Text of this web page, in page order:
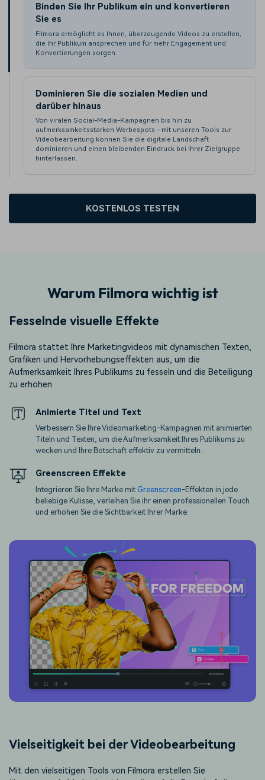
Binden Sie Ihr Publikum ein und konvertieren
Sie es
Filmora ermöglicht es Ihnen, überzeugende Videos zu erstellen,
die Ihr Publikum ansprechen und für mehr Engagement und
Konvertierungen sorgen.
Dominieren Sie die sozialen Medien und
darüber hinaus
Von viralen Social-Media-Kampagnen bis hin zu
aufmerksamkeitsstarken Werbespots - mit unseren Tools zur
Videobearbeitung können Sie die digitale Landschaft
dominieren und einen bleibenden Eindruck bei Ihrer Zielgruppe
hinterlassen.
KOSTENLOS TESTEN
Warum Filmora wichtig ist
Fesselnde visuelle Effekte
Filmora stattet Ihre Marketingvideos mit dynamischen Texten,
Grafiken und Hervorhebungseffekten aus, um die
Aufmerksamkeit Ihres Publikums zu fesseln und die Beteiligung
zu erhöhen.
Animierte Titel und Text
Verbessern Sie Ihre Videomarketing-Kampagnen mit animierten
Titeln und Texten, um die Aufmerksamkeit Ihres Publikums zu
wecken und Ihre Botschaft effektiv zu vermitteln.
Greenscreen Effekte
Integrieren Sie Ihre Marke mit Greenscreen-Effekten in jede
beliebige Kulisse, verleihen Sie ihr einen professionellen Touch
und erhöhen Sie die Sichtbarkeit Ihrer Marke.
Vielseitigkeit bei der Videobearbeitung
Mit den vielseitigen Tools von Filmora erstellen Sie